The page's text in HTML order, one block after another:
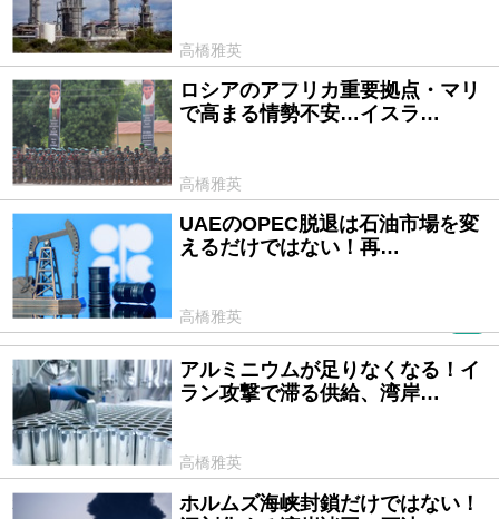
高橋雅英
2026/05/25
ロシアのアフリカ重要拠点・マリ
で高まる情勢不安…イスラ…
高橋雅英
2026/05/08
UAEのOPEC脱退は石油市場を変
えるだけではない！再…
高橋雅英
2026/04/24
アルミニウムが足りなくなる！イ
ラン攻撃で滞る供給、湾岸…
高橋雅英
2026/03/31
ホルムズ海峡封鎖だけではない！